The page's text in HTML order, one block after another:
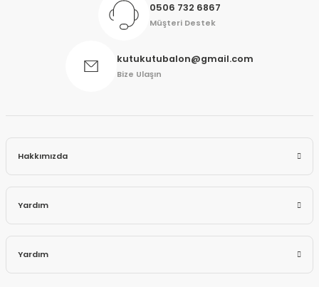
0506 732 6867
Müşteri Destek
kutukutubalon@gmail.com
Bize Ulaşın
Hakkımızda
Yardım
Yardım